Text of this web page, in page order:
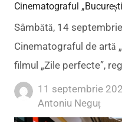
Cinematograful
Sâmbătă, 14
Cinematograful de artă
filmul „Zile perfecte”,
11 septembrie
Author
Antoniu Neguț